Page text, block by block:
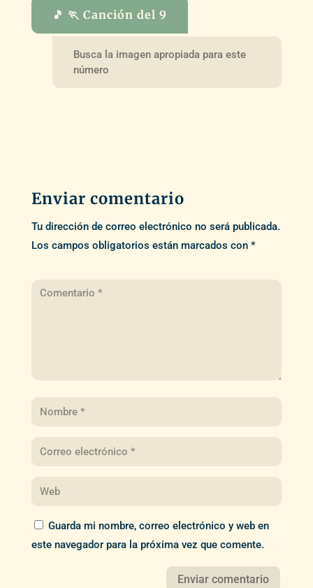
🎵 🏃 Canción del 9
Busca la imagen apropiada para este
número
Enviar comentario
Tu dirección de correo electrónico no será publicada.
Los campos obligatorios están marcados con *
Guarda mi nombre, correo electrónico y web en
este navegador para la próxima vez que comente.